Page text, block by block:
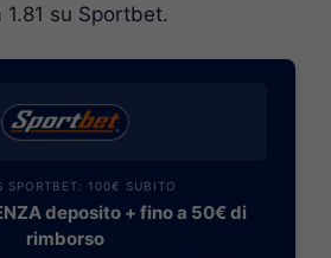
1.81 su Sportbet.
SPORTBET: 100€ SUBITO
deposito + fino a 50€ di
rimborso